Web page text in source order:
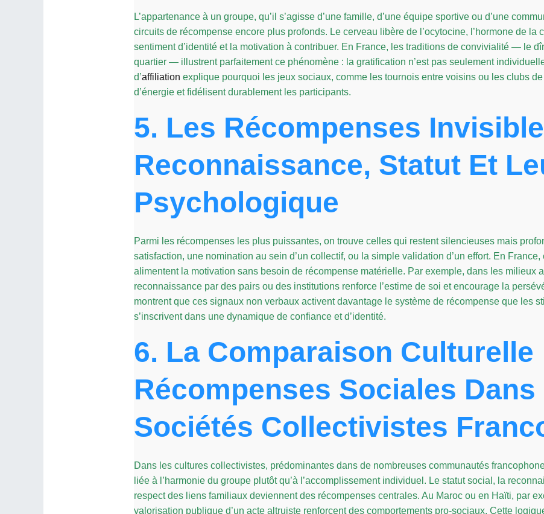
L’appartenance à un groupe, qu’il s’agisse d’une famille, d’une équipe sportive ou d’une
circuits de récompense encore plus profonds. Le cerveau libère de l’ocytocine, l’hormone de la
sentiment d’identité et la motivation à contribuer. En France, les traditions de convivialité — le
quartier — illustrent parfaitement ce phénomène : la gratification n’est pas seulement
d’affiliation explique pourquoi les jeux sociaux, comme les tournois entre voisins ou les clubs
d’énergie et fidélisent durablement les participants.
5. Les Récompenses
Reconnaissance, Statut Et
Psychologique
Parmi les récompenses les plus puissantes, on trouve celles qui restent silencieuses mais
satisfaction, une nomination au sein d’un collectif, ou la simple validation d’un effort. En
alimentent la motivation sans besoin de récompense matérielle. Par exemple, dans les milieux
reconnaissance par des pairs ou des institutions renforce l’estime de soi et encourage la
montrent que ces signaux non verbaux activent davantage le système de récompense que les
s’inscrivent dans une dynamique de confiance et d’identité.
6. La Comparaison Culturelle
Récompenses Sociales Dans
Sociétés Collectivistes
Dans les cultures collectivistes, prédominantes dans de nombreuses communautés
liée à l’harmonie du groupe plutôt qu’à l’accomplissement individuel. Le statut social, la
respect des liens familiaux deviennent des récompenses centrales. Au Maroc ou en Haïti, par
valorisation publique d’un acte altruiste renforcent des comportements pro-sociaux. Cette